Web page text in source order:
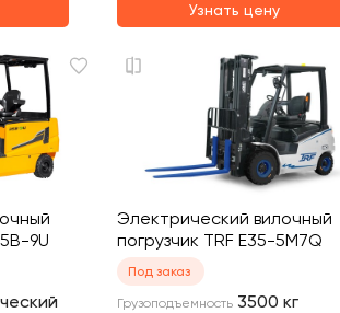
Узнать цену
9U
Электрический вилочный
погрузчик TRF E35-5M7Q
Под заказ
Грузоподъемность 3500 кг